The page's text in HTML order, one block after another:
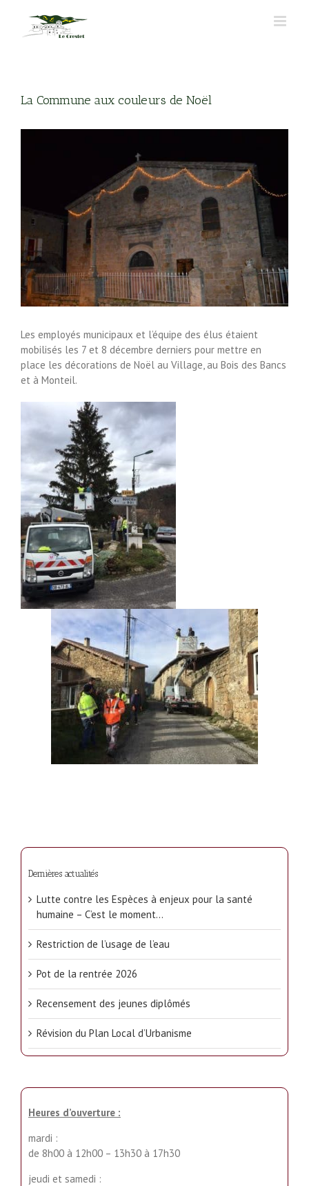
contenu
La Commune aux couleurs de Noël
Les employés municipaux et l’équipe des élus étaient
mobilisés les 7 et 8 décembre derniers pour mettre en
place les décorations de Noël au Village, au Bois des Bancs
et à Monteil.
Dernières actualités
Lutte contre les Espèces à enjeux pour la santé
humaine – C’est le moment…
Restriction de l’usage de l’eau
Pot de la rentrée 2026
Recensement des jeunes diplômés
Révision du Plan Local d’Urbanisme
Heures d’ouverture :
mardi :
de 8h00 à 12h00 – 13h30 à 17h30
jeudi et samedi :